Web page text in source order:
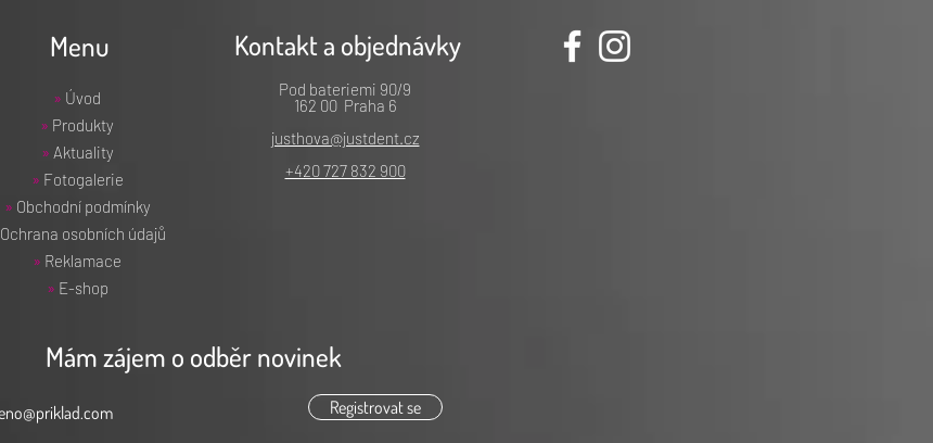
Menu
» Úvod
» Produkty
» Aktuality
» Fotogalerie
» Obchodní podmínky
Ochrana osobních údajů
» Reklamace
» E-shop
Kontakt a objednávky
Pod bateriemi 90/9
162 00 Praha 6
justhova@justdent.cz
+420 727 832 900
Mám zájem o odběr novinek
Registrovat se